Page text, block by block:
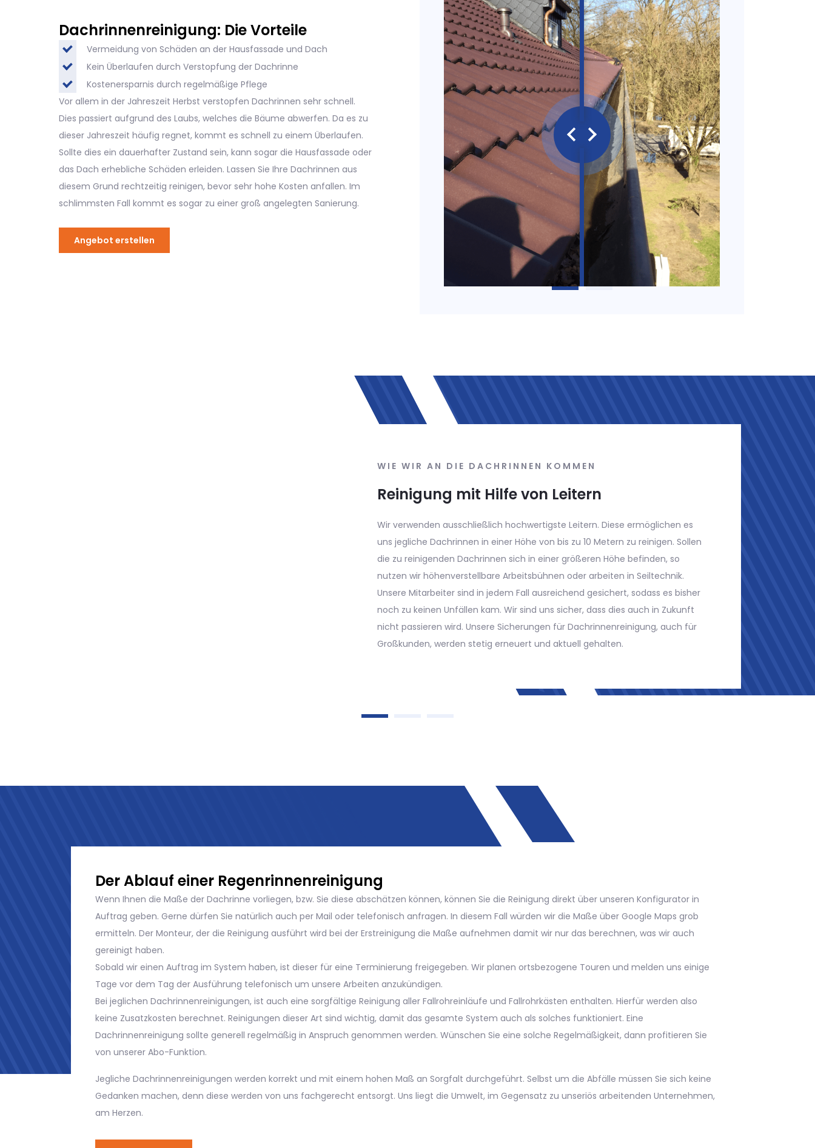
Dachrinnenreinigung: Die Vorteile
Vermeidung von Schäden an der Hausfassade und Dach
Kein Überlaufen durch Verstopfung der Dachrinne
Kostenersparnis durch regelmäßige Pflege
Vor allem in der Jahreszeit Herbst verstopfen Dachrinnen sehr schnell.
Dies passiert aufgrund des Laubs, welches die Bäume abwerfen. Da es zu
dieser Jahreszeit häufig regnet, kommt es schnell zu einem Überlaufen.
Sollte dies ein dauerhafter Zustand sein, kann sogar die Hausfassade oder
das Dach erhebliche Schäden erleiden. Lassen Sie Ihre Dachrinnen aus
diesem Grund rechtzeitig reinigen, bevor sehr hohe Kosten anfallen. Im
schlimmsten Fall kommt es sogar zu einer groß angelegten Sanierung.
Angebot erstellen
WIE WIR AN DIE DACHRINNEN KOMMEN
PSA-Seiltechnik
Dachrinnen in einer Höhe von über 10 Metern, werden von uns mit einer
speziellen Seiltechnik erreicht. Für die Reinigung spart man sich im
Gegensatz zur Verwendung der Arbeitsbühne oder einem Gerüst erhebliche
Kosten und Aufwand. Selbst sehr schwer zu erreichende Stellen, können so
ohne Arbeitsbühne gereinigt werden. Für Ihr persönliches Anliegen werden
alle Werkzeuge überprüft, sodass wir die sinnvollste Lösung ermitteln können.
Wenn Ihnen die Maße der Dachrinne vorliegen, bzw. Sie diese abschätzen können, können Sie die Reinigung direkt über unseren Konfigurator in
Auftrag geben. Gerne dürfen Sie natürlich auch per Mail oder telefonisch anfragen. In diesem Fall würden wir die Maße über Google Maps grob
ermitteln. Der Monteur, der die Reinigung ausführt wird bei der Erstreinigung die Maße aufnehmen damit wir nur das berechnen, was wir auch
gereinigt haben.
Sobald wir einen Auftrag im System haben, ist dieser für eine Terminierung freigegeben. Wir planen ortsbezogene Touren und melden uns einige
Tage vor dem Tag der Ausführung telefonisch um unsere Arbeiten anzukündigen.
Bei jeglichen Dachrinnenreinigungen, ist auch eine sorgfältige Reinigung aller Fallrohreinläufe und Fallrohrkästen enthalten. Hierfür werden also
keine Zusatzkosten berechnet. Reinigungen dieser Art sind wichtig, damit das gesamte System auch als solches funktioniert. Eine
Dachrinnenreinigung sollte generell regelmäßig in Anspruch genommen werden. Wünschen Sie eine solche Regelmäßigkeit, dann profitieren Sie
von unserer Abo-Funktion.
Jegliche Dachrinnenreinigungen werden korrekt und mit einem hohen Maß an Sorgfalt durchgeführt. Selbst um die Abfälle müssen Sie sich keine
Gedanken machen, denn diese werden von uns fachgerecht entsorgt. Uns liegt die Umwelt, im Gegensatz zu unseriös arbeitenden Unternehmen,
am Herzen.